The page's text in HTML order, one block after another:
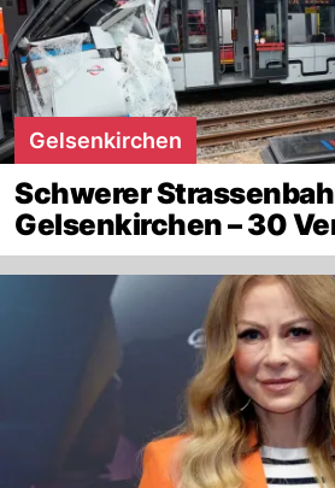
Gelsenkirchen
Schwerer
Gelsenkirchen – 30